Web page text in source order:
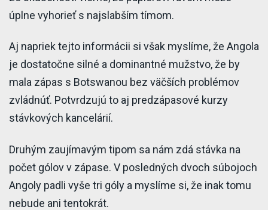
úplne vyhorieť s najslabším tímom.
Aj napriek tejto informácii si však myslíme, že Angola
je dostatočne silné a dominantné mužstvo, že by
mala zápas s Botswanou bez väčších problémov
zvládnúť. Potvrdzujú to aj predzápasové kurzy
stávkových kancelárií.
Druhým zaujímavým tipom sa nám zdá stávka na
počet gólov v zápase. V posledných dvoch súbojoch
Angoly padli vyše tri góly a myslíme si, že inak tomu
nebude ani tentokrát.